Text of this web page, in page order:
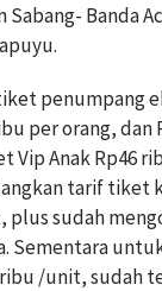
Banda
penumpang
per orang, dan
Vip Anak Rp46
tarif tiket
plus sudah
Sementara
ribu /unit, sudah